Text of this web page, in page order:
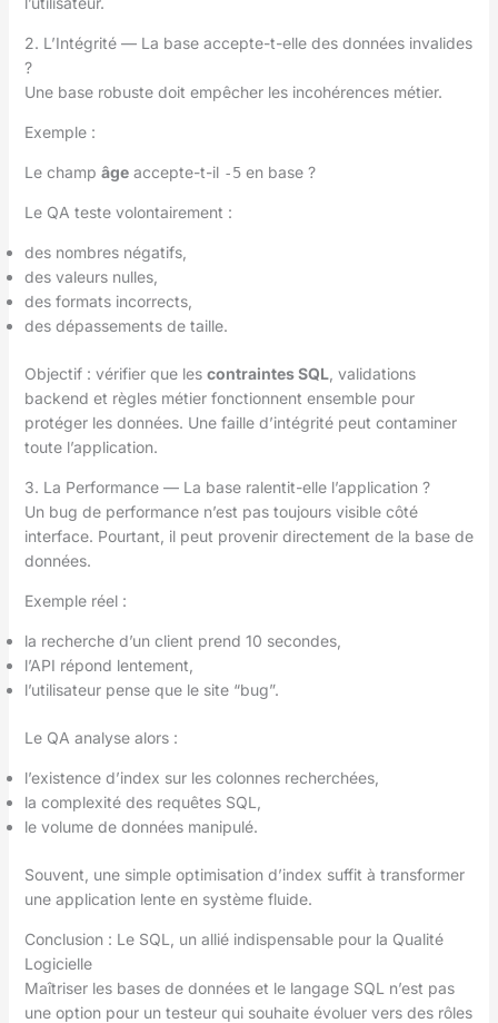
2. L’Intégrité — La base accepte-t-elle des données invalides
?
Une base robuste doit empêcher les incohérences métier.
Exemple :
Le champ âgeaccepte-t-il -5en base ?
Le QA teste volontairement :
des nombres négatifs,
des valeurs nulles,
des formats incorrects,
des dépassements de taille.
Objectif : vérifier que les contraintes SQL, validations
backend et règles métier fonctionnent ensemble pour
protéger les données. Une faille d’intégrité peut contaminer
toute l’application.
3. La Performance — La base ralentit-elle l’application ?
Un bug de performance n’est pas toujours visible côté
interface. Pourtant, il peut provenir directement de la base de
données.
Exemple réel :
la recherche d’un client prend 10 secondes,
l’API répond lentement,
l’utilisateur pense que le site “bug”.
Le QA analyse alors :
l’existence d’index sur les colonnes recherchées,
la complexité des requêtes SQL,
le volume de données manipulé.
Souvent, une simple optimisation d’index suffit à transformer
une application lente en système fluide.
Conclusion : Le SQL, un allié indispensable pour la Qualité
Logicielle
Maîtriser les bases de données et le langage SQL n’est pas
une option pour un testeur qui souhaite évoluer vers des rôles